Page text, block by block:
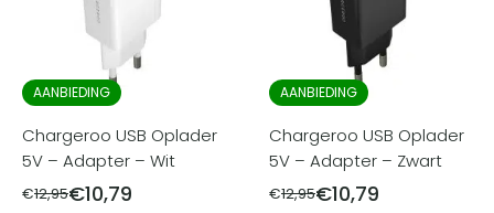
AANBIEDING
Chargeroo USB Oplader
5V – Adapter – Wit
€12,95€10,79
AANBIEDING
Chargeroo USB Oplader
5V – Adapter – Zwart
€12,95€10,79